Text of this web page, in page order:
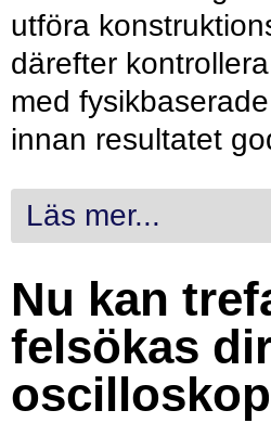
utföra
därefter
med
innan resultatet
Läs mer...
Nu kan
felsökas